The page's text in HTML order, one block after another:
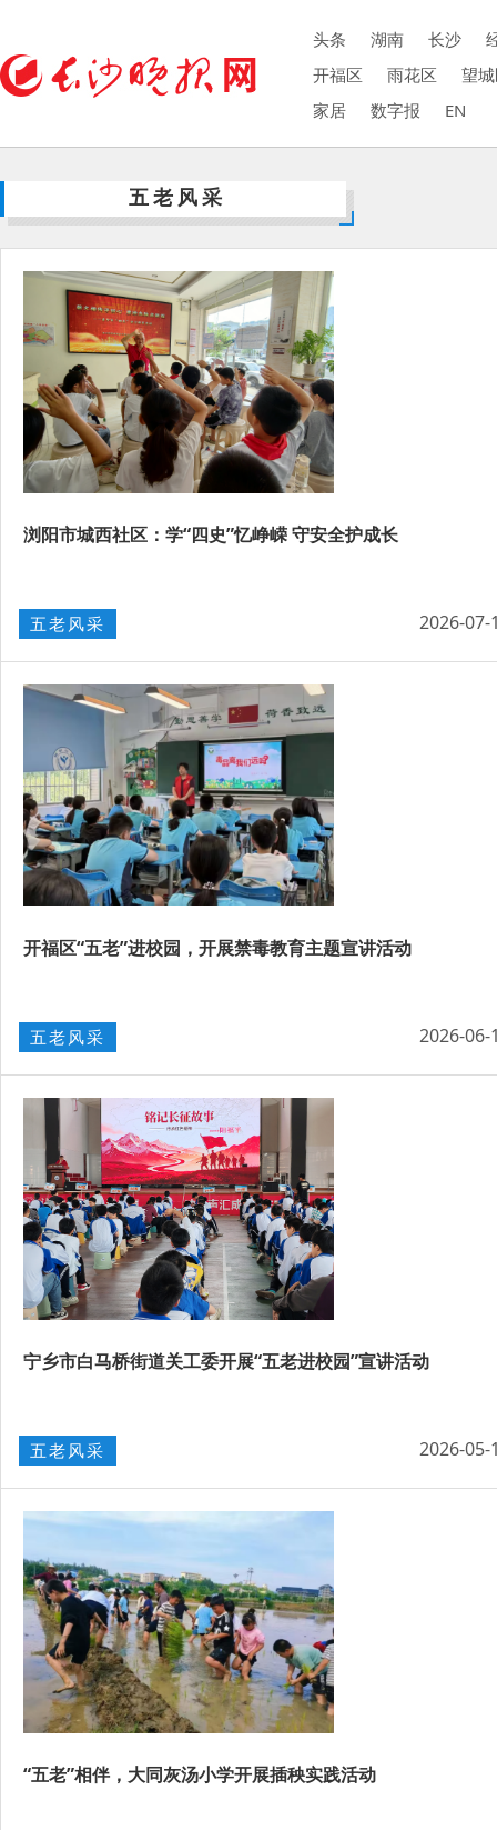
头条 湖南 长沙
开福区
雨花区
望
家居
数字报 EN
五老风采
浏阳市城西社区：学“四史”忆峥嵘 守安全护成长
五老风采 2026-07-
开福区“五老”进校园，开展禁毒教育主题宣讲活动
五老风采 2026-06-
宁乡市白马桥街道关工委开展“五老进校园”宣讲活动
五老风采 2026-05-
“五老”相伴，大同灰汤小学开展插秧实践活动